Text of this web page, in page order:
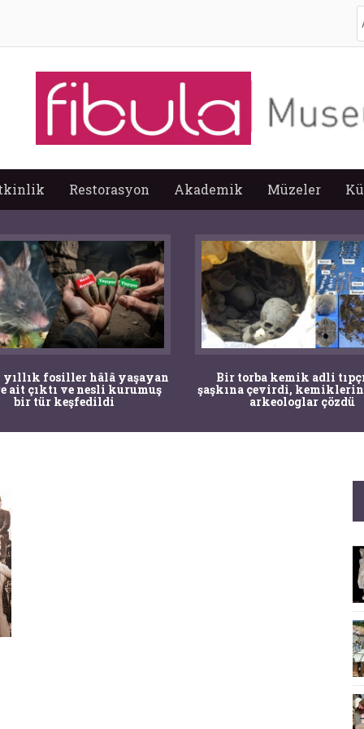
Restorasyon Akademik Müzeler
yıllık fosiller hâlâ yaşayan
ait çıktı ve nesli kurumuş
bir tür keşfedildi
Bir torba kemik adli
şaşkına çevirdi, kemiklerin
arkeologlar çözdü